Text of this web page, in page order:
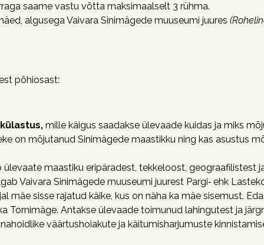
saame vastu võtta maksimaalselt 3 rühma.
algusega Vaivara Sinimägede muuseumi juures
põhiosast:
mille käigus saadakse ülevaade kuidas ja miks
on mõjutanud Sinimägede maastikku ning kas asustus
ülevaate maastiku eripäradest, tekkeloost, geograafilistest
Vaivara Sinimägede muuseumi juurest Pargi‑ ehk
mäe sisse rajatud käike, kus on näha ka mäe sisemust.
Tornimäge. Antakse ülevaade toimunud lahingutest ja
väärtushoiakute ja käitumisharjumuste